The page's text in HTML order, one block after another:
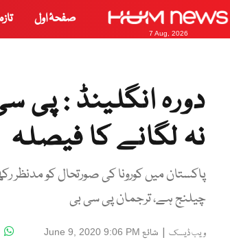
7 Aug, 2026
صفحۂ اول
دورہ انگلینڈ : پی
نہ لگانے کا فیصلہ
پاکستان میں کورونا کی صورتحال کو
چیلنج ہے، ترجمان پی سی بی
ویب ڈیسک | شائع June 9, 2020 9:06 PM